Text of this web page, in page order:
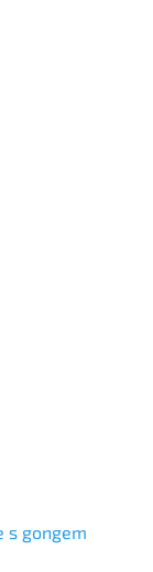
s gongem